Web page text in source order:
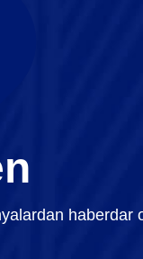
haberdar